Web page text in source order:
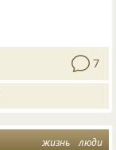
7
жизнь люди